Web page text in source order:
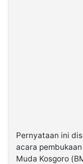
Pernyataan ini
acara
Muda Kosgoro